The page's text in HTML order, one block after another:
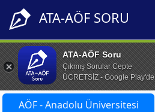
ATA-AÖF SORU
ATA-AÖF Soru
Çıkmış Sorular Cepte
ÜCRETSİZ - Google Play'de
AÖF - Anadolu Üniversitesi